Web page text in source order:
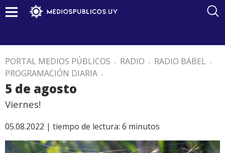
PORTAL MEDIOS PÚBLICOS . RADIO . RADIO BABEL .
PROGRAMACIÓN DIARIA .
5 de agosto
Viernes!
05.08.2022 | tiempo de lectura: 6 minutos